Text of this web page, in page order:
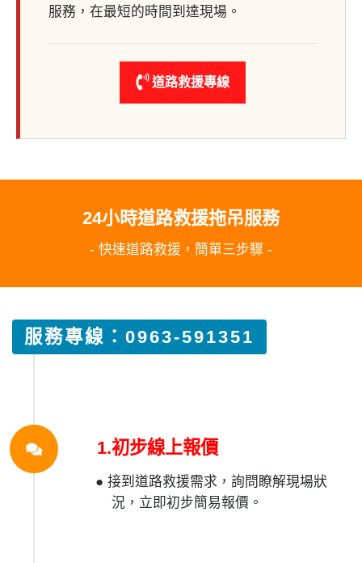
服務，在最短的時間到達現場。
道路救援專線
24小時道路救援拖吊服務
- 快速道路救援，簡單三步驟 -
服務專線：0963-591351
1.初步線上報價
● 接到道路救援需求，詢問瞭解現場狀
況，立即初步簡易報價。